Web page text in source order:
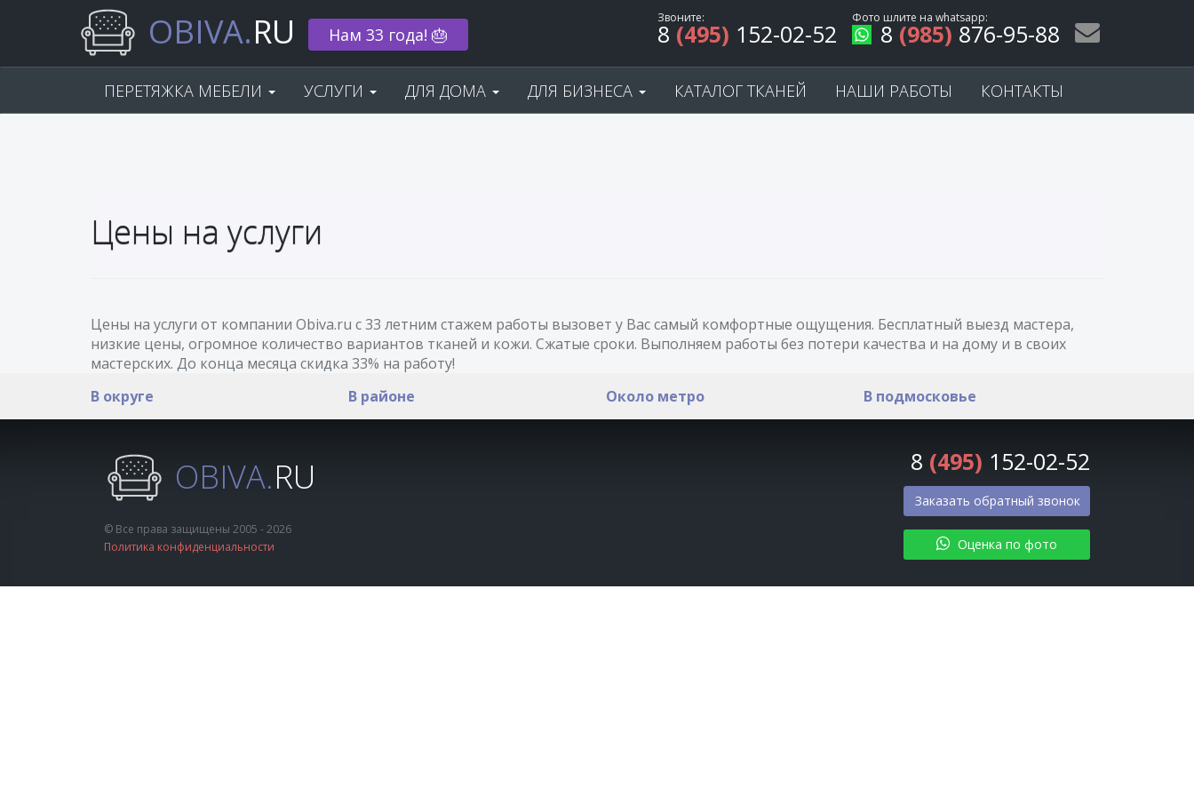
OBIVA.RU Нам 33 года! 🎂
Звоните:
8 (495) 152-02-52
Фото шлите на whatsapp:
8 (985) 876-95-88
ПЕРЕТЯЖКА МЕБЕЛИ УСЛУГИ ДЛЯ ДОМА ДЛЯ БИЗНЕСА КАТАЛОГ ТКАНЕЙ НАШИ РАБОТЫ КОНТАКТЫ
Цены на услуги
Цены на услуги от компании Obiva.ru с 33 летним стажем работы вызовет у Вас самый комфортные ощущения. Бесплатный выезд мастера,
низкие цены, огромное количество вариантов тканей и кожи. Сжатые сроки. Выполняем работы без потери качества и на дому и в своих
мастерских. До конца месяца скидка 33% на работу!
В округе
В районе Около метро В подмосковье
OBIVA.RU
© Все права защищены 2005 - 2026
Политика конфиденциальности
8 (495) 152-02-52
Заказать обратный звонок
Оценка по фото